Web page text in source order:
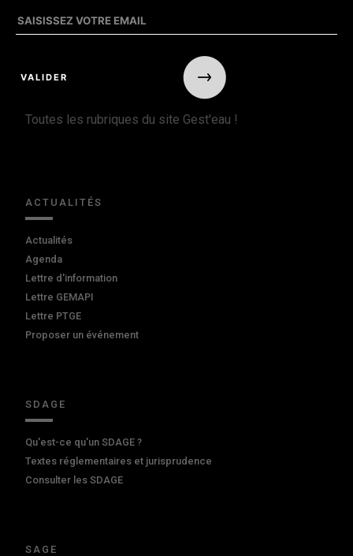
Toutes les rubriques du site Gest'eau !
ACTUALITÉS
Actualités
Agenda
Lettre d'information
Lettre GEMAPI
Lettre PTGE
Proposer un événement
SDAGE
Qu'est-ce qu'un SDAGE ?
Textes réglementaires et jurisprudence
Consulter les SDAGE
SAGE